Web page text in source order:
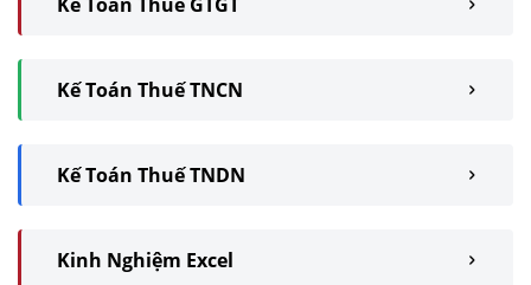
Kế Toán Thuế TNCN
Kế Toán Thuế TNDN
Kinh Nghiệm Excel